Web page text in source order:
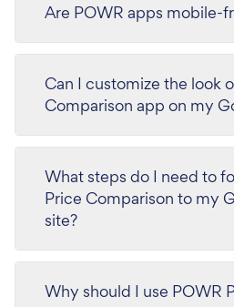
Are POWR apps mobile-
Can I customize the look
Comparison app on my
What steps do I need to
Price Comparison to my
site?
Why should I use POWR